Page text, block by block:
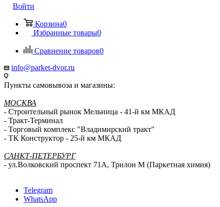
Войти
Корзина0
Избранные товары0
Сравнение товаров0
info@parket-dvor.ru
Пункты самовывоза и магазины:
МОСКВА
- Строительный рынок Мельница - 41-й км МКАД
- Тракт-Терминал
- Торговый комплекс "Владимирский тракт"
- ТК Конструктор - 25-й км МКАД
САНКТ-ПЕТЕРБУРГ
- ул.Волковский проспект 71А, Трилон М (Паркетная химия)
Telegram
WhatsApp